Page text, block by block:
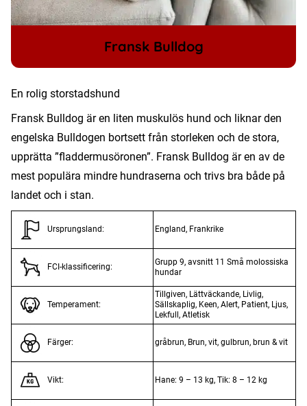
Fransk Bulldog
En rolig storstadshund
Fransk Bulldog är en liten muskulös hund och liknar den
engelska Bulldogen bortsett från storleken och de stora,
upprätta ”fladdermusöronen”. Fransk Bulldog är en av de
mest populära mindre hundraserna och trivs bra både på
landet och i stan.
Ursprungsland: England, Frankrike
FCI-klassificering:
Grupp 9, avsnitt 11 Små molossiska
hundar
Temperament:
Tillgiven, Lättväckande, Livlig,
Sällskaplig, Keen, Alert, Patient, Ljus,
Lekfull, Atletisk
Färger: gråbrun, Brun, vit, gulbrun, brun & vit
Vikt: Hane: 9 – 13 kg, Tik: 8 – 12 kg